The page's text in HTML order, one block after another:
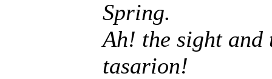
Spring.
Ah! the sight and
tasarion!